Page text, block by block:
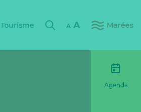
Tourisme A A Marées
Agenda